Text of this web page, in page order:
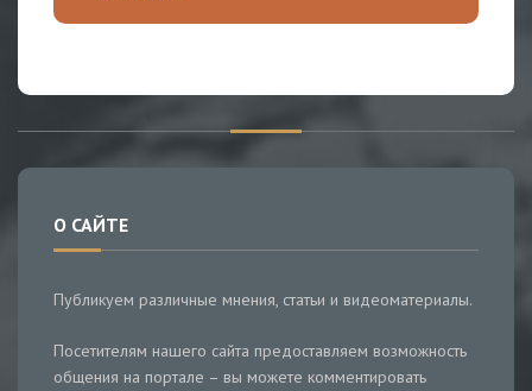
О САЙТЕ
Публикуем различные мнения, статьи и видеоматериалы.
Посетителям нашего сайта предоставляем возможность
общения на портале – вы можете комментировать